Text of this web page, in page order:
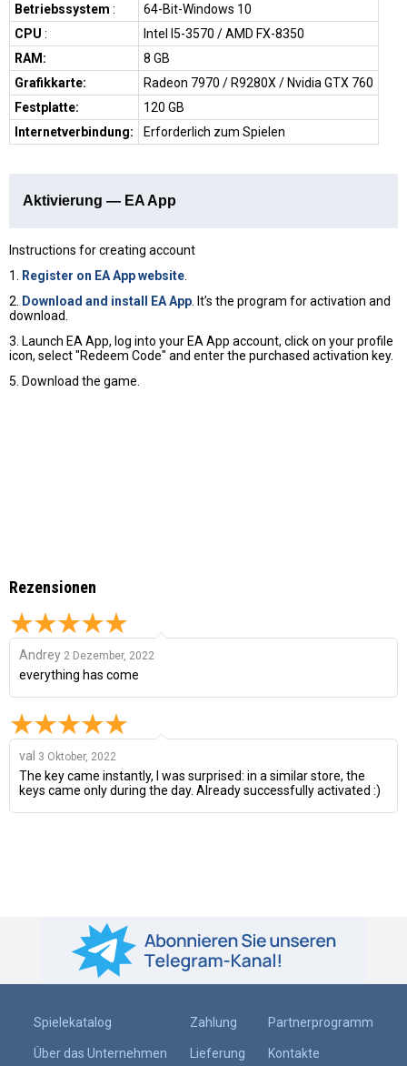
Betriebssystem :
64-Bit-Windows 10
CPU :
Intel I5-3570 / AMD FX-8350
RAM:
8 GB
Grafikkarte:
Radeon 7970 / R9280X / Nvidia GTX 760
Festplatte:
120 GB
Internetverbindung:
Erforderlich zum Spielen
Aktivierung — EA App
Instructions for creating account
1. Register on EA App website
2. Download and install EA App . It’s the program for activation and
download.
3. Launch EA App, log into your EA App account, click on your profile
icon, select "Redeem Code" and enter the purchased activation key.
5. Download the game.
Rezensionen
Andrey 2 Dezember, 2022
everything has come
val 3 Oktober, 2022
The key came instantly, I was surprised: in a similar store, the
keys came only during the day. Already successfully activated :)
Spielekatalog
Über das Unternehmen
Zahlung
Lieferung
Partnerprogramm
Kontakte